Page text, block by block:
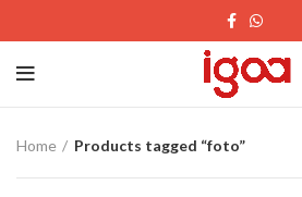
Home Products tagged “foto”